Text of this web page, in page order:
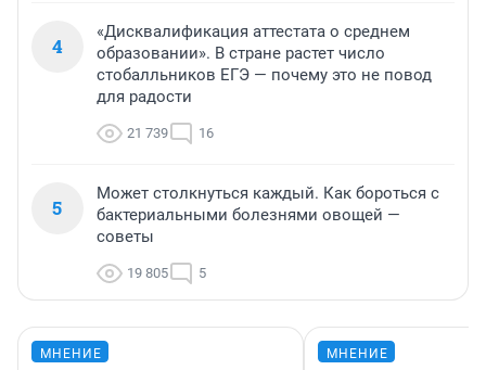
4
«Дисквалификация аттестата о среднем
образовании». В стране растет число
стобалльников ЕГЭ — почему это не повод
для радости
21 739 16
5
Может столкнуться каждый. Как бороться с
бактериальными болезнями овощей —
советы
19 805 5
МНЕНИЕ МНЕНИЕ